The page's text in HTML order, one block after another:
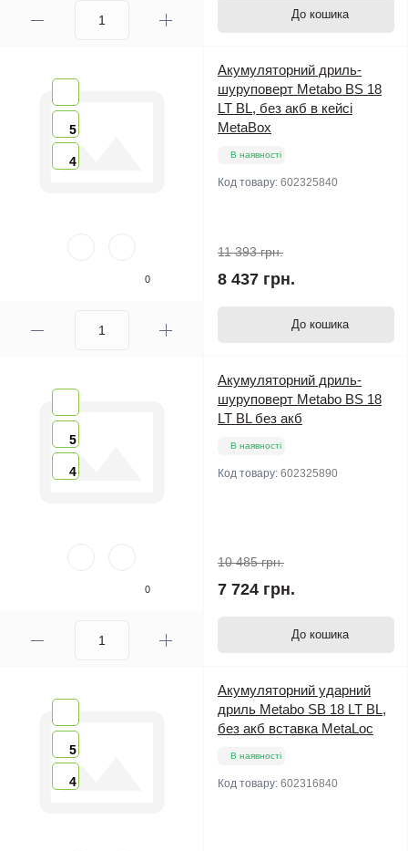
До кошика
5
4
0
Акумуляторний дриль-
шуруповерт Metabo BS 18
LT BL, без акб в кейсі
MetaBox
В наявності
Код товару: 602325840
11 393 грн.
8 437 грн.
До кошика
5
4
0
Акумуляторний дриль-
шуруповерт Metabo BS 18
LT BL без акб
В наявності
Код товару: 602325890
10 485 грн.
7 724 грн.
До кошика
5
4
Акумуляторний ударний
дриль Metabo SB 18 LT BL,
без акб вставка MetaLoc
В наявності
Код товару: 602316840